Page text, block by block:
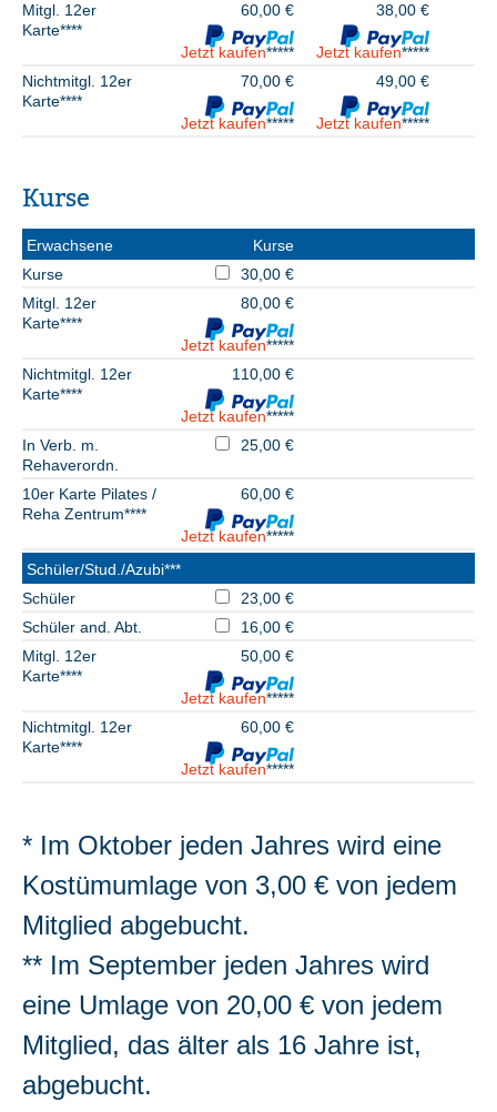
Mitgl. 12er
Karte****
60,00 €
Jetzt kaufen*****
38,00 €
Jetzt kaufen*****
Nichtmitgl. 12er
Karte****
70,00 €
Jetzt kaufen*****
49,00 €
Jetzt kaufen*****
Kurse
Erwachsene
Kurse
Kurse
30,00 €
Mitgl. 12er
Karte****
80,00 €
Jetzt kaufen*****
Nichtmitgl. 12er
Karte****
110,00 €
Jetzt kaufen*****
In Verb. m.
Rehaverordn.
25,00 €
10er Karte Pilates /
Reha Zentrum****
60,00 €
Jetzt kaufen*****
Schüler/Stud./Azubi***
Schüler
23,00 €
Schüler and. Abt.
16,00 €
Mitgl. 12er
Karte****
50,00 €
Jetzt kaufen*****
Nichtmitgl. 12er
Karte****
60,00 €
Jetzt kaufen*****
* Im Oktober jeden Jahres wird eine
Kostümumlage von 3,00 € von jedem
Mitglied abgebucht.
** Im September jeden Jahres wird
eine Umlage von 20,00 € von jedem
Mitglied, das älter als 16 Jahre ist,
abgebucht.